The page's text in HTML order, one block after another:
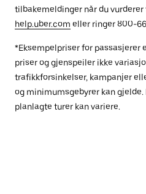
tilbakemeldinger når du vurderer
help.uber.com eller ringer 800-
*Eksempelpriser for passasjerer
priser og gjenspeiler ikke
trafikkforsinkelser, kampanjer
og minimumsgebyrer kan
planlagte turer kan variere.